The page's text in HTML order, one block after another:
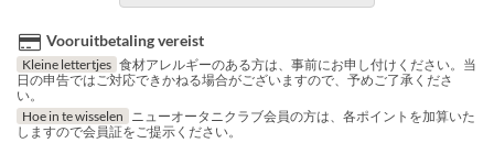
Vooruitbetaling vereist
Kleine lettertjes 食材アレルギーのある方は、事前にお申し付けください。当
日の申告ではご対応できかねる場合がございますので、予めご了承くださ
い。
Hoe in te wisselen ニューオータニクラブ会員の方は、各ポイントを加算いた
しますので会員証をご提示ください。